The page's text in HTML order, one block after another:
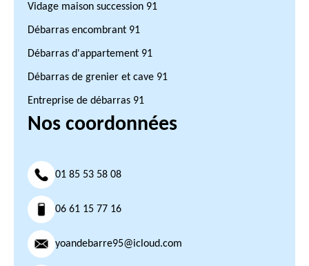
Vidage maison succession 91
Débarras encombrant 91
Débarras d'appartement 91
Débarras de grenier et cave 91
Entreprise de débarras 91
Nos coordonnées
01 85 53 58 08
06 61 15 77 16
yoandebarre95@icloud.com